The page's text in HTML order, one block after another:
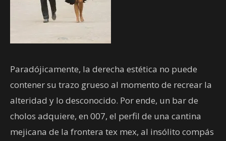
Paradójicamente, la derecha estética no puede
contener su trazo grueso al momento de recrear la
alteridad y lo desconocido. Por ende, un bar de
cholos adquiere, en 007, el perfil de una cantina
mejicana de la frontera tex mex, al insólito compás